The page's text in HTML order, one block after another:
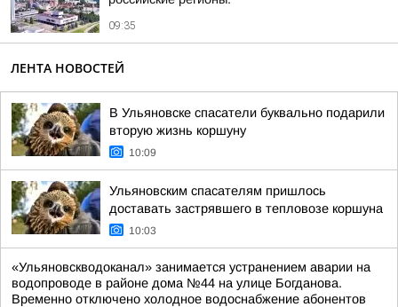
09:35
ЛЕНТА НОВОСТЕЙ
В Ульяновске спасатели буквально подарили
вторую жизнь коршуну
10:09
Ульяновским спасателям пришлось
доставать застрявшего в тепловозе коршуна
10:03
«Ульяновскводоканал» занимается устранением аварии на
водопроводе в районе дома №44 на улице Богданова.
Временно отключено холодное водоснабжение абонентов